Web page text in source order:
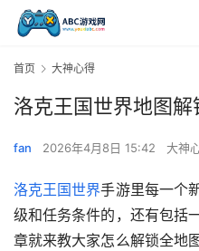
首页 大神心得
洛克王国世界地图解
fan 2026年4月8日 15:42 大神
洛克王国世界手游里每一个
级和任务条件的，还有包括
章就来教大家怎么解锁全地